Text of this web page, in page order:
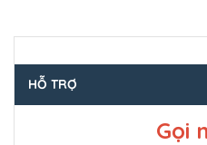
HỖ TRỢ
Gọi